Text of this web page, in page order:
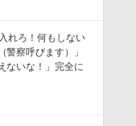
れろ！何もしない
察呼びます）」
ないな！」完全に